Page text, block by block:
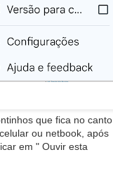
que fica no canto
ou netbook, após
em " Ouvir esta